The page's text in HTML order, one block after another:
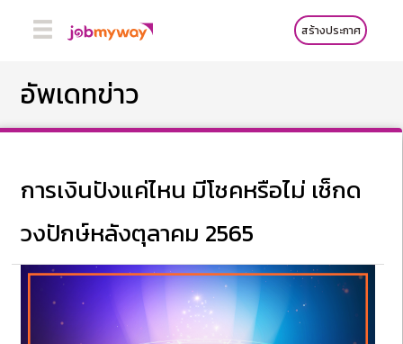
สร้างประกาศ
อัพเดทข่าว
การเงินปังแค่ไหน มีโชคหรือไม่ เช็กด
วงปักษ์หลังตุลาคม 2565